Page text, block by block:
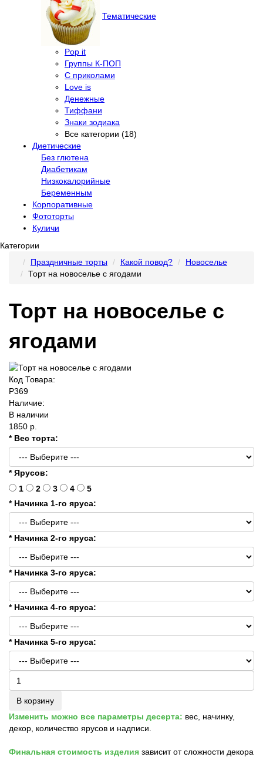
Тематические
Pop it
Группы К-ПОП
С приколами
Love is
Денежные
Тиффани
Знаки зодиака
Все категории (18)
Диетические
Без глютена
Диабетикам
Низкокалорийные
Беременным
Корпоративные
Фототорты
Куличи
Категории
Праздничные торты
Какой повод?
Новоселье
Торт на новоселье с ягодами
Торт на новоселье с
ягодами
Код Товара:
P369
Наличие:
В наличии
1850 р.
* Вес торта:
* Ярусов:
1
2 3 4
5
* Начинка 1-го яруса:
* Начинка 2-го яруса:
* Начинка 3-го яруса:
* Начинка 4-го яруса:
* Начинка 5-го яруса:
В корзину
Изменить можно все параметры десерта: вес, начинку,
декор, количество ярусов и надписи.
Финальная стоимость изделия зависит от сложности декора